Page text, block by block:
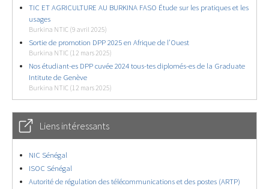
TIC ET AGRICULTURE AU BURKINA FASO Étude sur les pratiques et les
usages
Burkina NTIC (9 avril 2025)
Sortie de promotion DPP 2025 en Afrique de l’Ouest
Burkina NTIC (12 mars 2025)
Nos étudiant-es DPP cuvée 2024 tous-tes diplomés-es de la Graduate
Intitute de Genève
Burkina NTIC (12 mars 2025)
Liens intéressants
NIC Sénégal
ISOC Sénégal
Autorité de régulation des télécommunications et des postes (ARTP)